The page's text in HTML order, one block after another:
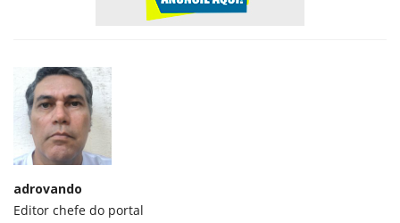
adrovando
Editor chefe do portal